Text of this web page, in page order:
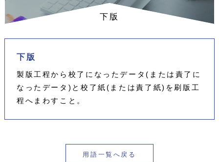
下版
下版
製版工程から校了になったデータ(または責了に
なったデータ)と校了紙(または責了紙)を刷版工
程へまわすこと。
用語一覧へ戻る